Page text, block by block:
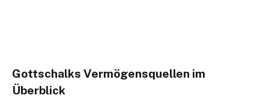
Gottschalks Vermögensquellen im
Überblick